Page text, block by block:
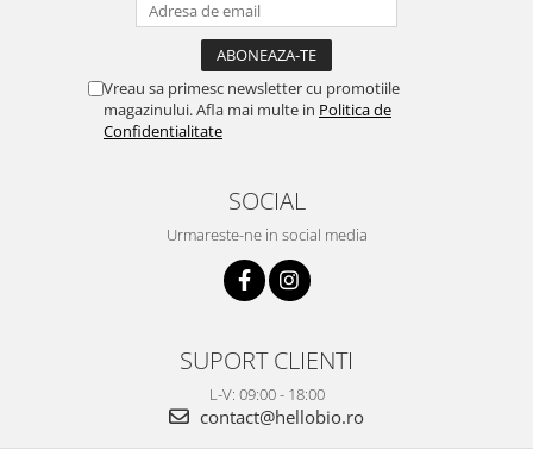
Vreau sa primesc newsletter cu promotiile
magazinului. Afla mai multe in Politica de
Confidentialitate
SOCIAL
Urmareste-ne in social media
SUPORT CLIENTI
L-V: 09:00 - 18:00
contact@hellobio.ro